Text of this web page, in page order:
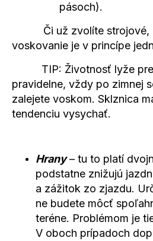
pásoch).
Či už zvolíte strojové,
voskovanie je v princípe
TIP: Životnosť lyže
pravidelne, vždy po zimnej
zalejete voskom. Sklznica
tendenciu vysychať.
Hrany– tu to platí
podstatne znižujú
a zážitok zo zjazdu.
ne budete môcť
teréne. Problémom je
V oboch prípadoch